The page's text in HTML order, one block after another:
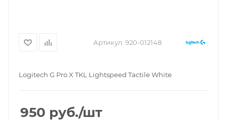
Артикул: 920-012148
Logitech G Pro X TKL Lightspeed Tactile White
950 руб./шт